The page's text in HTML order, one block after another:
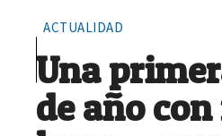
ACTUALIDAD
Una
de año